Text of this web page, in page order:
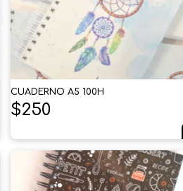
CUADERNO A5 100H
$250